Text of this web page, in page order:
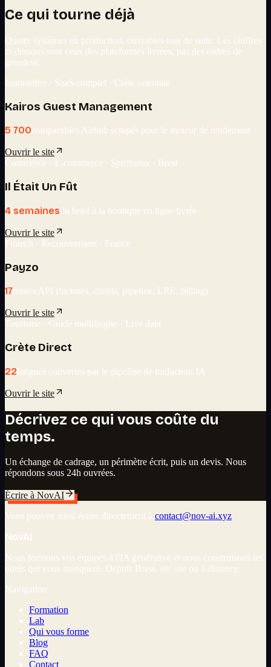
Ce qui tourne déjà
Quatre systèmes en production, ouvrables tout de suite. Les chiffres
ci-dessous sont ceux des plateformes livrées, pas des ordres de
grandeur.
Immobilier · SaaS complet · Crète orientale
Kairos Guest Management
5 700comparables Airbnb scrapés pour le moteur de rendement
Ouvrir le site
Commerce · E-commerce · Spiritueux · Brest
Il Était Un Fût
4 semainesdu brief à la boutique en ligne livrée
Ouvrir le site
Fintech · Recouvrement · France
Payzo
17routes API (factures, clients, pipeline, LRE, billing)
Ouvrir le site
Tourisme · Guide multilingue · Live data
Crète Direct
22langues couvertes par le pipeline de traduction IA
Ouvrir le site
Décrivez ce qui vous coûte du
temps.
Un échange de cadrage, un périmètre écrit, puis un devis. Nous
répondons sous 24h ouvrées.
Écrire à NovAI
Vous pouvez aussi écrire directement à contact@nov-ai.xyz
NovAI
Nous formons vos équipes à l'IA générative et nous construisons les
outils qui vous manquent. Depuis Brest, sur site ou à distance.
Navigation
Formation
Lab
Qui vous forme
Blog
FAQ
Contact